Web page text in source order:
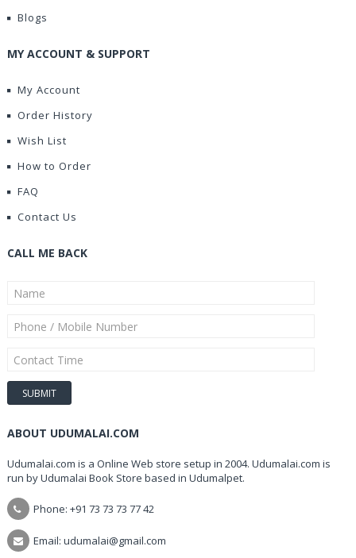
Blogs
MY ACCOUNT & SUPPORT
My Account
Order History
Wish List
How to Order
FAQ
Contact Us
CALL ME BACK
ABOUT UDUMALAI.COM
Udumalai.com is a Online Web store setup in 2004. Udumalai.com is
run by Udumalai Book Store based in Udumalpet.
Phone: +91 73 73 73 77 42
Email: udumalai@gmail.com